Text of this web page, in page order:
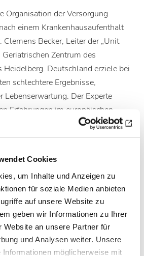
Cookies
um Inhalte und Anzeigen zu
für soziale Medien anbieten
auf unsere Website zu
geben wir Informationen zu Ihrer
Website an unsere Partner für
und Analysen weiter. Unsere
Informationen möglicherweise mit
Organisation der Versorgung
einem Krankenhausaufenthalt
Clemens Becker, Leiter der „Unit
Zentrum des
Deutschland erziele bei
schlechtere Ergebnisse,
Lebenserwartung. Der Experte
Erfahrungen im europäischen
das Gesundheitssystem mit Blick
Herausforderungen neu zu
Versorgung und stattdessen
und die Prävention
die Versorgung Hochaltriger
sagte Becker. Dänemark und
bereits entsprechende
und seien damit
demografischen Wandel